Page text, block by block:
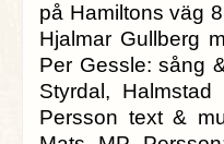
på Hamiltons väg
Hjalmar Gullberg
Per Gessle: sång
Styrdal,
Persson text &